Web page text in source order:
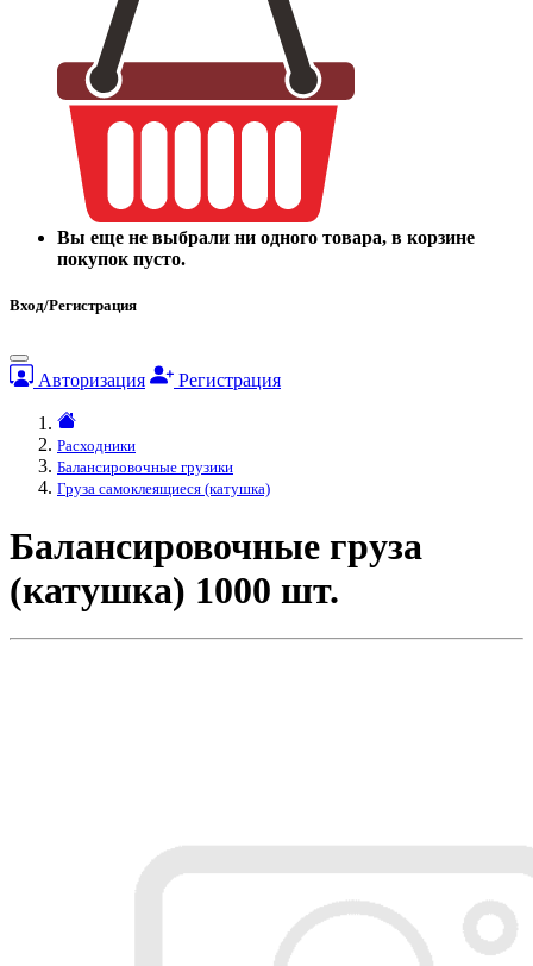
Вы еще не выбрали ни одного товара, в корзине
покупок пусто.
Вход/Регистрация
Авторизация Регистрация
Расходники
Балансировочные грузики
Груза самоклеящиеся (катушка)
Балансировочные груза
(катушка) 1000 шт.